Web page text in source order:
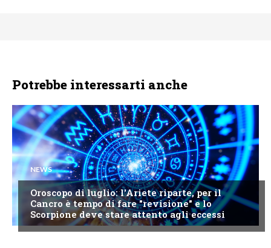
Potrebbe interessarti anche
NEWS
Oroscopo di luglio: l'Ariete riparte, per il
Cancro è tempo di fare "revisione" e lo
Scorpione deve stare attento agli eccessi